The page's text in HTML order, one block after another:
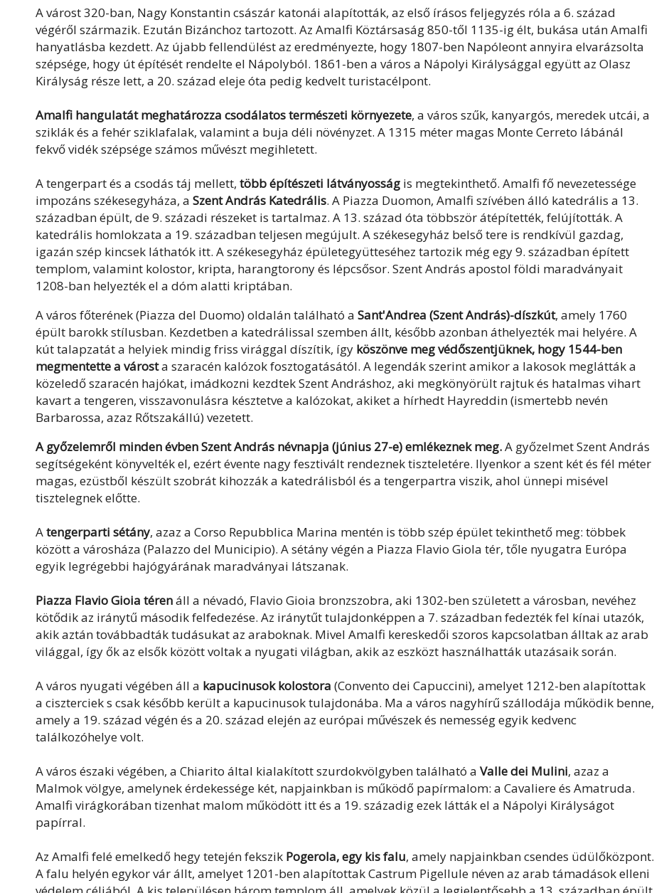
A várost 320-ban, Nagy Konstantin császár katonái alapították, az első írásos feljegyzés róla a 6. század
végéről származik. Ezután Bizánchoz tartozott. Az Amalfi Köztársaság 850-től 1135-ig élt, bukása után Amalfi
hanyatlásba kezdett. Az újabb fellendülést az eredményezte, hogy 1807-ben Napóleont annyira elvarázsolta
szépsége, hogy út építését rendelte el Nápolyból. 1861-ben a város a Nápolyi Királysággal együtt az Olasz
Királyság része lett, a 20. század eleje óta pedig kedvelt turistacélpont.
Amalfi hangulatát meghatározza csodálatos természeti környezete, a város szűk, kanyargós, meredek utcái, a
sziklák és a fehér sziklafalak, valamint a buja déli növényzet. A 1315 méter magas Monte Cerreto lábánál
fekvő vidék szépsége számos művészt megihletett.
A tengerpart és a csodás táj mellett, több építészeti látványosság is megtekinthető. Amalfi fő nevezetessége
impozáns székesegyháza, a Szent András Katedrális. A Piazza Duomon, Amalfi szívében álló katedrális a 13.
században épült, de 9. századi részeket is tartalmaz. A 13. század óta többször átépítették, felújították. A
katedrális homlokzata a 19. században teljesen megújult. A székesegyház belső tere is rendkívül gazdag,
igazán szép kincsek láthatók itt. A székesegyház épületegyütteséhez tartozik még egy 9. században épített
templom, valamint kolostor, kripta, harangtorony és lépcsősor. Szent András apostol földi maradványait
1208-ban helyezték el a dóm alatti kriptában.
A város főterének (Piazza del Duomo) oldalán található a Sant'Andrea (Szent András)-díszkút, amely 1760
épült barokk stílusban. Kezdetben a katedrálissal szemben állt, később azonban áthelyezték mai helyére. A
kút talapzatát a helyiek mindig friss virággal díszítik, így köszönve meg védőszentjüknek, hogy 1544-ben
megmentette a városta szaracén kalózok fosztogatásától. A legendák szerint amikor a lakosok meglátták a
közeledő szaracén hajókat, imádkozni kezdtek Szent Andráshoz, aki megkönyörült rajtuk és hatalmas vihart
kavart a tengeren, visszavonulásra késztetve a kalózokat, akiket a hírhedt Hayreddin (ismertebb nevén
Barbarossa, azaz Rőtszakállú) vezetett.
A győzelemről minden évben Szent András névnapja (június 27-e) emlékeznek meg.A győzelmet Szent András
segítségeként könyvelték el, ezért évente nagy fesztivált rendeznek tiszteletére. Ilyenkor a szent két és fél méter
magas, ezüstből készült szobrát kihozzák a katedrálisból és a tengerpartra viszik, ahol ünnepi misével
tisztelegnek előtte.
Atengerparti sétány, azaz a Corso Repubblica Marina mentén is több szép épület tekinthető meg: többek
között a városháza (Palazzo del Municipio). A sétány végén a Piazza Flavio Giola tér, tőle nyugatra Európa
egyik legrégebbi hajógyárának maradványai látszanak.
Piazza Flavio Gioia térenáll a névadó, Flavio Gioia bronzszobra, aki 1302-ben született a városban, nevéhez
kötődik az iránytű második felfedezése. Az iránytűt tulajdonképpen a 7. században fedezték fel kínai utazók,
akik aztán továbbadták tudásukat az araboknak. Mivel Amalfi kereskedői szoros kapcsolatban álltak az arab
világgal, így ők az elsők között voltak a nyugati világban, akik az eszközt használhatták utazásaik során.
A város nyugati végében áll a kapucinusok kolostora (Convento dei Capuccini), amelyet 1212-ben alapítottak
a ciszterciek s csak később került a kapucinusok tulajdonába. Ma a város nagyhírű szállodája működik benne,
amely a 19. század végén és a 20. század elején az európai művészek és nemesség egyik kedvenc
találkozóhelye volt.
A város északi végében, a Chiarito által kialakított szurdokvölgyben található a Valle dei Mulini, azaz a
Malmok völgye, amelynek érdekessége két, napjainkban is működő papírmalom: a Cavaliere és Amatruda.
Amalfi virágkorában tizenhat malom működött itt és a 19. századig ezek látták el a Nápolyi Királyságot
papírral.
Az Amalfi felé emelkedő hegy tetején fekszik Pogerola, egy kis falu, amely napjainkban csendes üdülőközpont.
A falu helyén egykor vár állt, amelyet 1201-ben alapítottak Castrum Pigellule néven az arab támadások elleni